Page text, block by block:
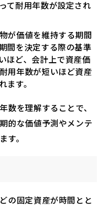
て耐用年数が設定され
が価値を維持する期間
間を決定する際の基準
ほど、会計上で資産価
用年数が短いほど資産
ます。
数を理解することで、
的な価値予測やメンテ
す。
の固定資産が時間とと